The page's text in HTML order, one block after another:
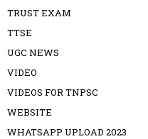
TRUST EXAM
TTSE
UGC NEWS
VIDEO
VIDEOS FOR TNPSC
WEBSITE
WHATSAPP UPLOAD 2023